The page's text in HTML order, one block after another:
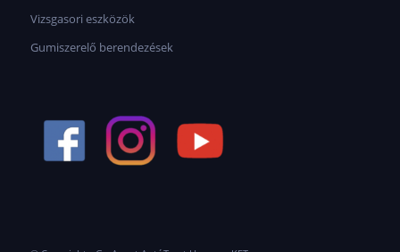
Vizsgasori eszközök
Gumiszerelő berendezések